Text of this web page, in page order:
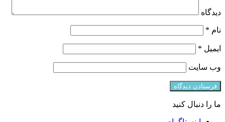
دیدگاه
نام *
ایمیل *
وب‌ سایت
ما را دنبال کنید